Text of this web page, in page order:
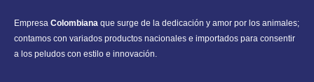
Empresa Colombiana que surge de la dedicación y amor por los animales;
contamos con variados productos nacionales e importados para consentir
a los peludos con estilo e innovación.